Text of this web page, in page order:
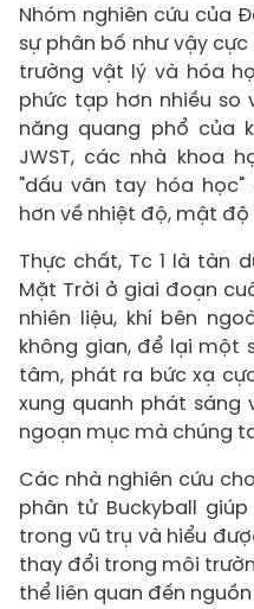
Nhóm nghiên cứu của
sự phân bố như vậy
trường vật lý và hóa
phức tạp hơn nhiều so
năng quang phổ của
JWST, các nhà khoa
"dấu vân tay hóa
hơn về nhiệt độ, mật
Thực chất, Tc 1 là tàn
Mặt Trời ở giai đoạn
nhiên liệu, khí bên
không gian, để lại một
tâm, phát ra bức xạ
xung quanh phát sáng
ngoạn mục mà chúng
Các nhà nghiên cứu
phân tử Buckyball
trong vũ trụ và hiểu
thay đổi trong môi
thể liên quan đến